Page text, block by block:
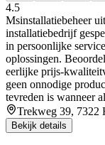
4.5
Msinstallatiebeheer
installatiebedrijf
in persoonlijke
oplossingen.
eerlijke
geen onnodige
tevreden is wanneer
Trekweg 39, 7322
Bekijk details